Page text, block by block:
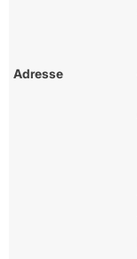
Adresse